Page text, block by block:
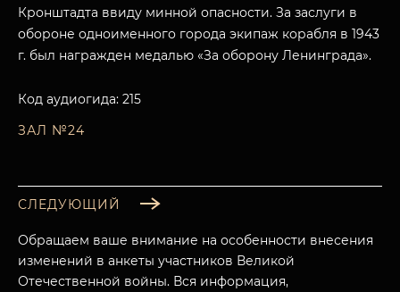
Кронштадта ввиду минной опасности. За заслуги в
обороне одноименного города экипаж корабля в 1943
г. был награжден медалью «За оборону Ленинграда».
Код аудиогида: 215
ЗАЛ №24
СЛЕДУЮЩИЙ
Обращаем ваше внимание на особенности внесения
изменений в анкеты участников Великой
Отечественной войны. Вся информация,